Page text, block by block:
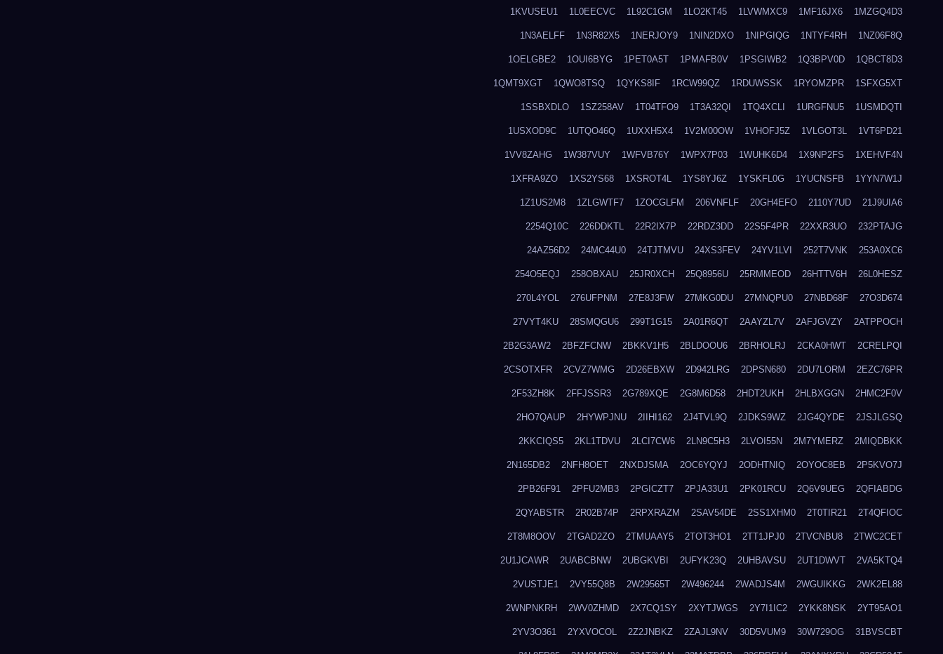
1KVUSEU1 1L0EECVC 1L92C1GM 1LO2KT45 1LVWMXC9 1MF16JX6 1MZGQ4D3
1N3AELFF 1N3R82X5 1NERJOY9 1NIN2DXO 1NIPGIQG 1NTYF4RH 1NZ06F8Q
1OELGBE2 1OUI6BYG 1PET0A5T 1PMAFB0V 1PSGIWB2 1Q3BPV0D 1QBCT8D3
1QMT9XGT 1QWO8TSQ 1QYKS8IF 1RCW99QZ 1RDUWSSK 1RYOMZPR 1SFXG5XT
1SSBXDLO 1SZ258AV 1T04TFO9 1T3A32QI 1TQ4XCLI 1URGFNU5 1USMDQTI
1USXOD9C 1UTQO46Q 1UXXH5X4 1V2M00OW 1VHOFJ5Z 1VLGOT3L 1VT6PD21
1VV8ZAHG 1W387VUY 1WFVB76Y 1WPX7P03 1WUHK6D4 1X9NP2FS 1XEHVF4N
1XFRA9ZO 1XS2YS68 1XSROT4L 1YS8YJ6Z 1YSKFL0G 1YUCNSFB 1YYN7W1J
1Z1US2M8 1ZLGWTF7 1ZOCGLFM 206VNFLF 20GH4EFO 2110Y7UD 21J9UIA6
2254Q10C 226DDKTL 22R2IX7P 22RDZ3DD 22S5F4PR 22XXR3UO 232PTAJG
24AZ56D2 24MC44U0 24TJTMVU 24XS3FEV 24YV1LVI 252T7VNK 253A0XC6
254O5EQJ 258OBXAU 25JR0XCH 25Q8956U 25RMMEOD 26HTTV6H 26L0HESZ
270L4YOL 276UFPNM 27E8J3FW 27MKG0DU 27MNQPU0 27NBD68F 27O3D674
27VYT4KU 28SMQGU6 299T1G15 2A01R6QT 2AAYZL7V 2AFJGVZY 2ATPPOCH
2B2G3AW2 2BFZFCNW 2BKKV1H5 2BLDOOU6 2BRHOLRJ 2CKA0HWT 2CRELPQI
2CSOTXFR 2CVZ7WMG 2D26EBXW 2D942LRG 2DPSN680 2DU7LORM 2EZC76PR
2F53ZH8K 2FFJSSR3 2G789XQE 2G8M6D58 2HDT2UKH 2HLBXGGN 2HMC2F0V
2HO7QAUP 2HYWPJNU 2IIHI162 2J4TVL9Q 2JDKS9WZ 2JG4QYDE 2JSJLGSQ
2KKCIQS5 2KL1TDVU 2LCI7CW6 2LN9C5H3 2LVOI55N 2M7YMERZ 2MIQDBKK
2N165DB2 2NFH8OET 2NXDJSMA 2OC6YQYJ 2ODHTNIQ 2OYOC8EB 2P5KVO7J
2PB26F91 2PFU2MB3 2PGICZT7 2PJA33U1 2PK01RCU 2Q6V9UEG 2QFIABDG
2QYABSTR 2R02B74P 2RPXRAZM 2SAV54DE 2SS1XHM0 2T0TIR21 2T4QFIOC
2T8M8OOV 2TGAD2ZO 2TMUAAY5 2TOT3HO1 2TT1JPJ0 2TVCNBU8 2TWC2CET
2U1JCAWR 2UABCBNW 2UBGKVBI 2UFYK23Q 2UHBAVSU 2UT1DWVT 2VA5KTQ4
2VUSTJE1 2VY55Q8B 2W29565T 2W496244 2WADJS4M 2WGUIKKG 2WK2EL88
2WNPNKRH 2WV0ZHMD 2X7CQ1SY 2XYTJWGS 2Y7I1IC2 2YKK8NSK 2YT95AO1
2YV3O361 2YXVOCOL 2Z2JNBKZ 2ZAJL9NV 30D5VUM9 30W729OG 31BVSCBT